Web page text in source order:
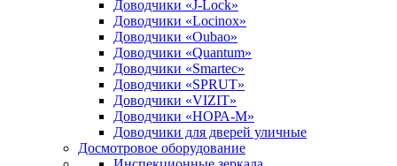
Доводчики «J-Lock»
Доводчики «Locinox»
Доводчики «Oubao»
Доводчики «Quantum»
Доводчики «Smartec»
Доводчики «SPRUT»
Доводчики «VIZIT»
Доводчики «НОРА-М»
Доводчики для дверей уличные
Досмотровое оборудование